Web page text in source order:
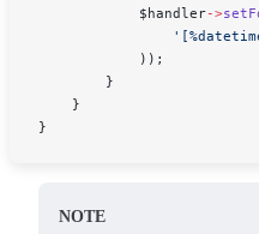
            $handler
->
            ));
        }
    }
}
NOTE